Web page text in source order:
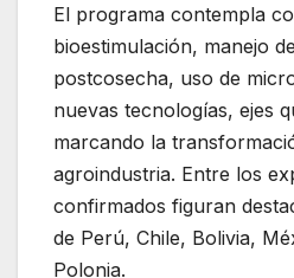
El programa contempla
bioestimulación, manejo
postcosecha, uso de
nuevas tecnologías, ejes
marcando la
agroindustria. Entre los
confirmados figuran
de Perú, Chile, Bolivia,
Polonia.